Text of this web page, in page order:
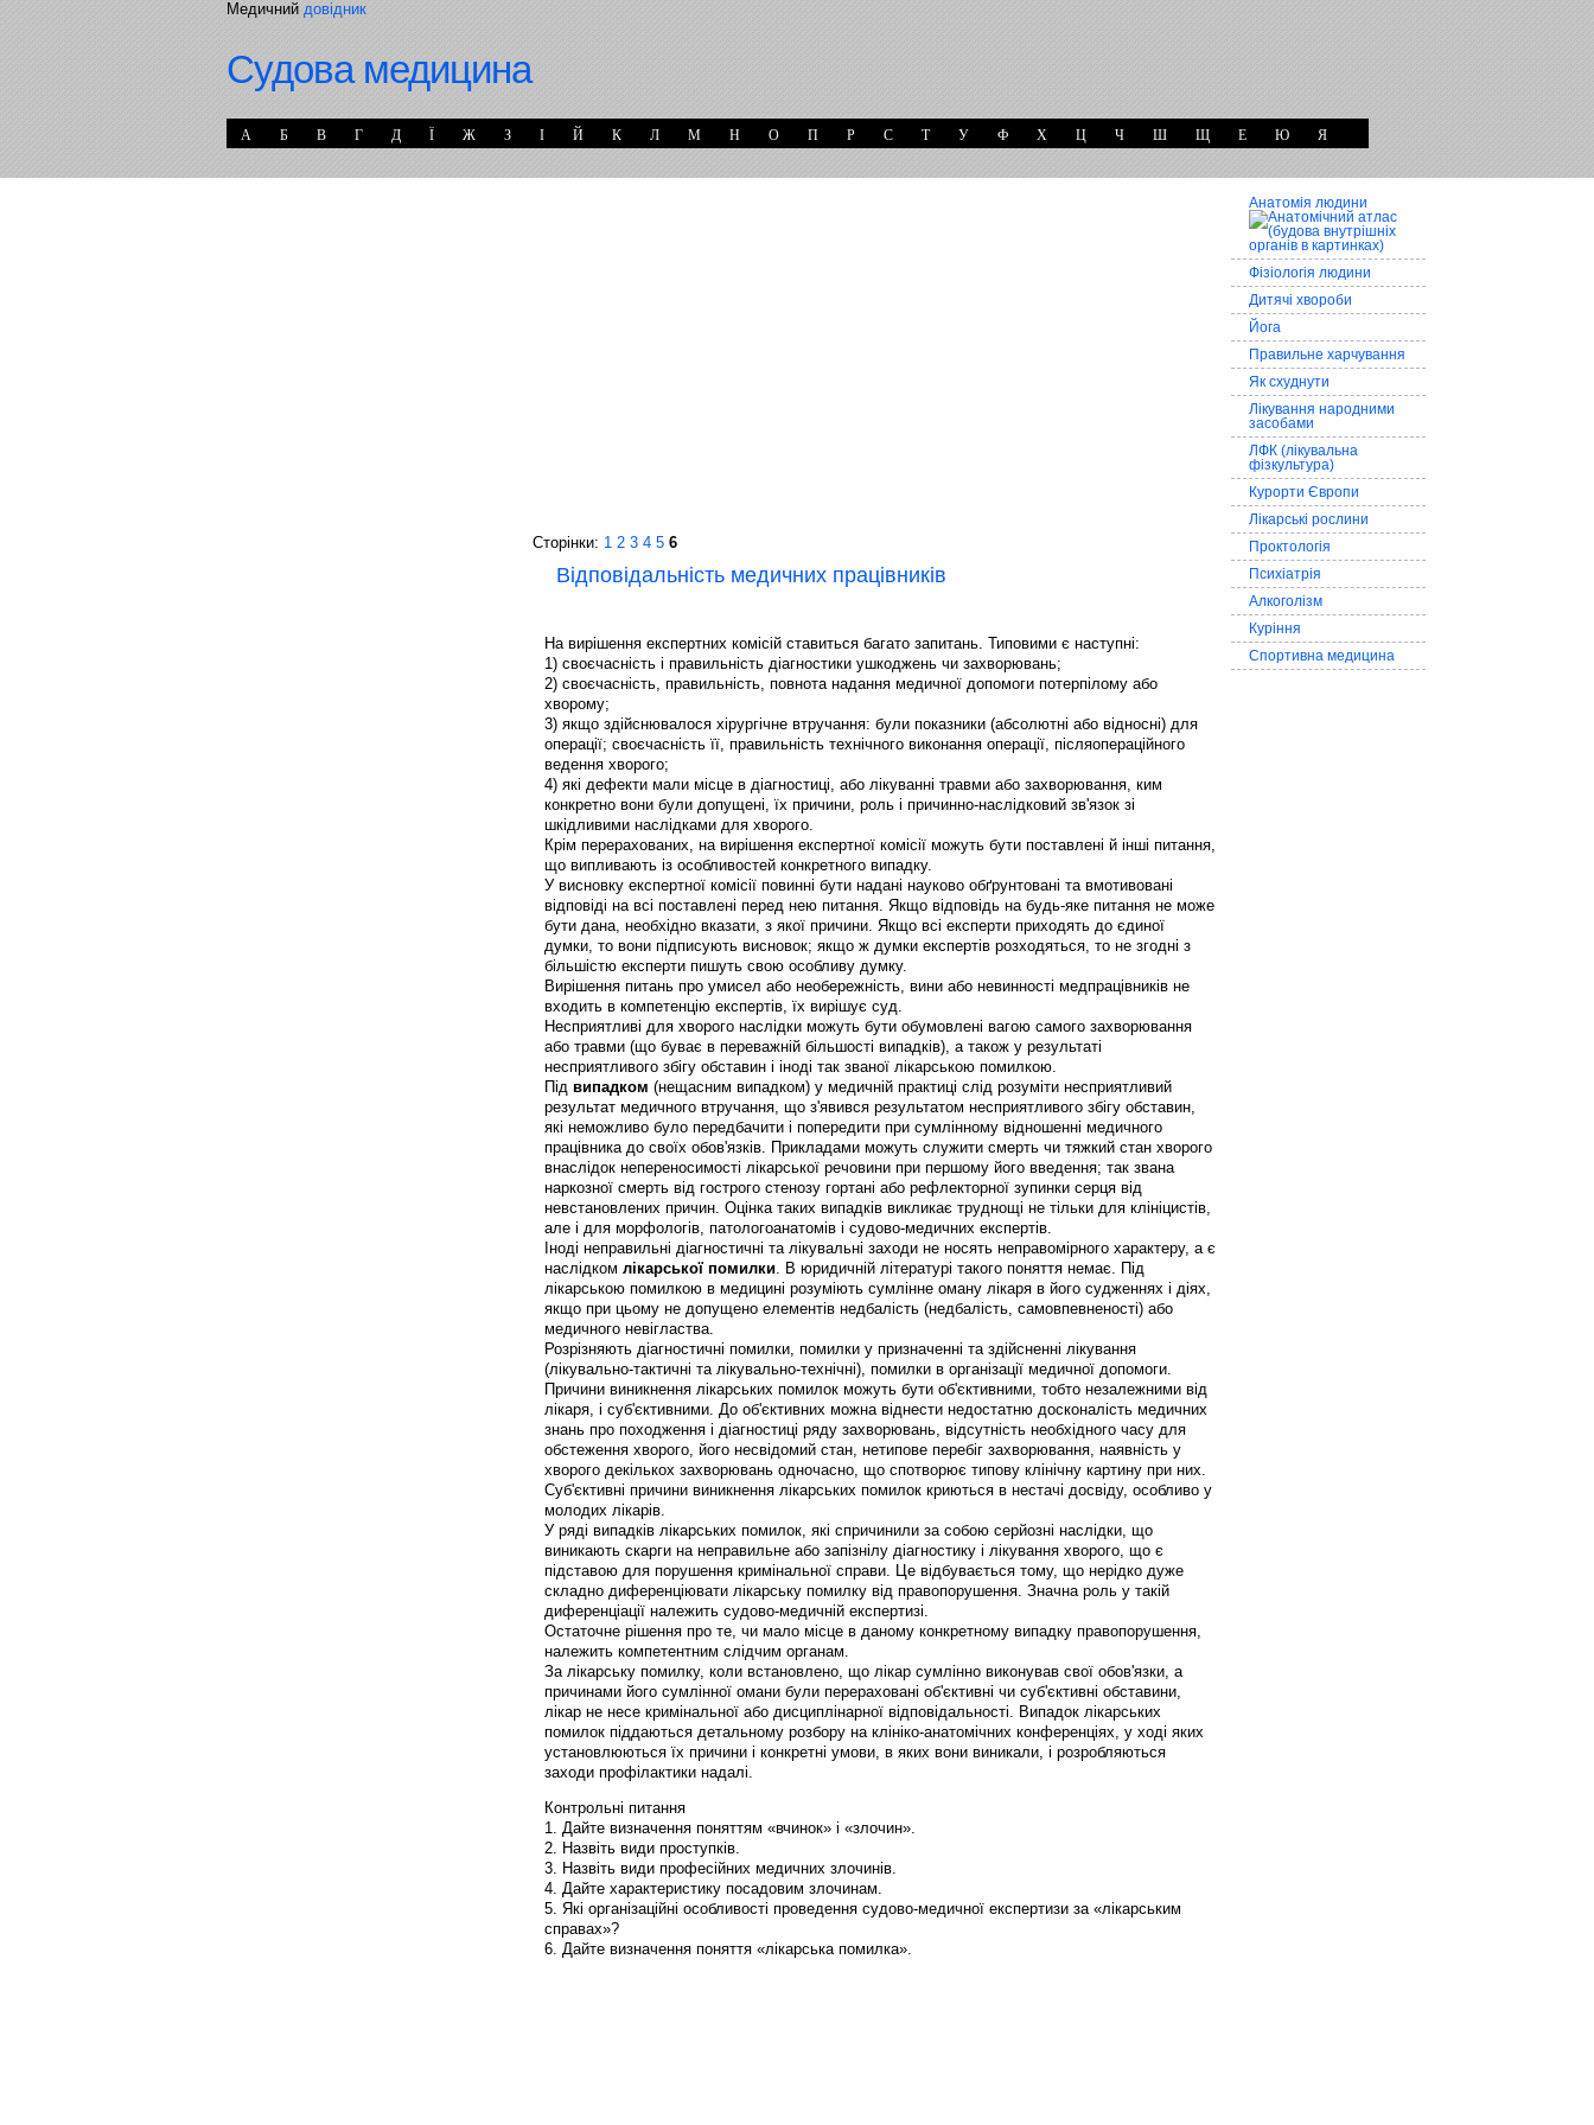
Медичнийдовідник
Судова медицина
А Б В Г Д Ї Ж З І Й К Л М Н О П Р С Т У Ф Х Ц Ч Ш Щ Е Ю Я
Сторінки: 1 2 3 4 5 6
Відповідальність медичних працівників
На вирішення експертних комісій ставиться багато запитань. Типовими є наступні:
1) своєчасність і правильність діагностики ушкоджень чи захворювань;
2) своєчасність, правильність, повнота надання медичної допомоги потерпілому або
хворому;
3) якщо здійснювалося хірургічне втручання: були показники (абсолютні або відносні) для
операції; своєчасність її, правильність технічного виконання операції, післяопераційного
ведення хворого;
4) які дефекти мали місце в діагностиці, або лікуванні травми або захворювання, ким
конкретно вони були допущені, їх причини, роль і причинно-наслідковий зв'язок зі
шкідливими наслідками для хворого.
Крім перерахованих, на вирішення експертної комісії можуть бути поставлені й інші питання,
що випливають із особливостей конкретного випадку.
У висновку експертної комісії повинні бути надані науково обґрунтовані та вмотивовані
відповіді на всі поставлені перед нею питання. Якщо відповідь на будь-яке питання не може
бути дана, необхідно вказати, з якої причини. Якщо всі експерти приходять до єдиної
думки, то вони підписують висновок; якщо ж думки експертів розходяться, то не згодні з
більшістю експерти пишуть свою особливу думку.
Вирішення питань про умисел або необережність, вини або невинності медпрацівників не
входить в компетенцію експертів, їх вирішує суд.
Несприятливі для хворого наслідки можуть бути обумовлені вагою самого захворювання
або травми (що буває в переважній більшості випадків), а також у результаті
несприятливого збігу обставин і іноді так званої лікарською помилкою.
Під випадком (нещасним випадком) у медичній практиці слід розуміти несприятливий
результат медичного втручання, що з'явився результатом несприятливого збігу обставин,
які неможливо було передбачити і попередити при сумлінному відношенні медичного
працівника до своїх обов'язків. Прикладами можуть служити смерть чи тяжкий стан хворого
внаслідок непереносимості лікарської речовини при першому його введення; так звана
наркозної смерть від гострого стенозу гортані або рефлекторної зупинки серця від
невстановлених причин. Оцінка таких випадків викликає труднощі не тільки для клініцистів,
але і для морфологів, патологоанатомів і судово-медичних експертів.
Іноді неправильні діагностичні та лікувальні заходи не носять неправомірного характеру, а є
наслідком лікарської помилки. В юридичній літературі такого поняття немає. Під
лікарською помилкою в медицині розуміють сумлінне оману лікаря в його судженнях і діях,
якщо при цьому не допущено елементів недбалість (недбалість, самовпевненості) або
медичного невігластва.
Розрізняють діагностичні помилки, помилки у призначенні та здійсненні лікування
(лікувально-тактичні та лікувально-технічні), помилки в організації медичної допомоги.
Причини виникнення лікарських помилок можуть бути об'єктивними, тобто незалежними від
лікаря, і суб'єктивними. До об'єктивних можна віднести недостатню досконалість медичних
знань про походження і діагностиці ряду захворювань, відсутність необхідного часу для
обстеження хворого, його несвідомий стан, нетипове перебіг захворювання, наявність у
хворого декількох захворювань одночасно, що спотворює типову клінічну картину при них.
Суб'єктивні причини виникнення лікарських помилок криються в нестачі досвіду, особливо у
молодих лікарів.
У ряді випадків лікарських помилок, які спричинили за собою серйозні наслідки, що
виникають скарги на неправильне або запізнілу діагностику і лікування хворого, що є
підставою для порушення кримінальної справи. Це відбувається тому, що нерідко дуже
складно диференціювати лікарську помилку від правопорушення. Значна роль у такій
диференціації належить судово-медичній експертизі.
Остаточне рішення про те, чи мало місце в даному конкретному випадку правопорушення,
належить компетентним слідчим органам.
За лікарську помилку, коли встановлено, що лікар сумлінно виконував свої обов'язки, а
причинами його сумлінної омани були перераховані об'єктивні чи суб'єктивні обставини,
лікар не несе кримінальної або дисциплінарної відповідальності. Випадок лікарських
помилок піддаються детальному розбору на клініко-анатомічних конференціях, у ході яких
установлюються їх причини і конкретні умови, в яких вони виникали, і розробляються
заходи профілактики надалі.
Контрольні питання
1. Дайте визначення поняттям «вчинок» і «злочин».
2. Назвіть види проступків.
3. Назвіть види професійних медичних злочинів.
4. Дайте характеристику посадовим злочинам.
5. Які організаційні особливості проведення судово-медичної експертизи за «лікарським
справах»?
6. Дайте визначення поняття «лікарська помилка».
Анатомія людини
Фізіологія людини
Дитячі хвороби
Йога
Правильне харчування
Як схуднути
Лікування народними
засобами
ЛФК (лікувальна
фізкультура)
Курорти Європи
Лікарські рослини
Проктологія
Психіатрія
Алкоголізм
Куріння
Спортивна медицина